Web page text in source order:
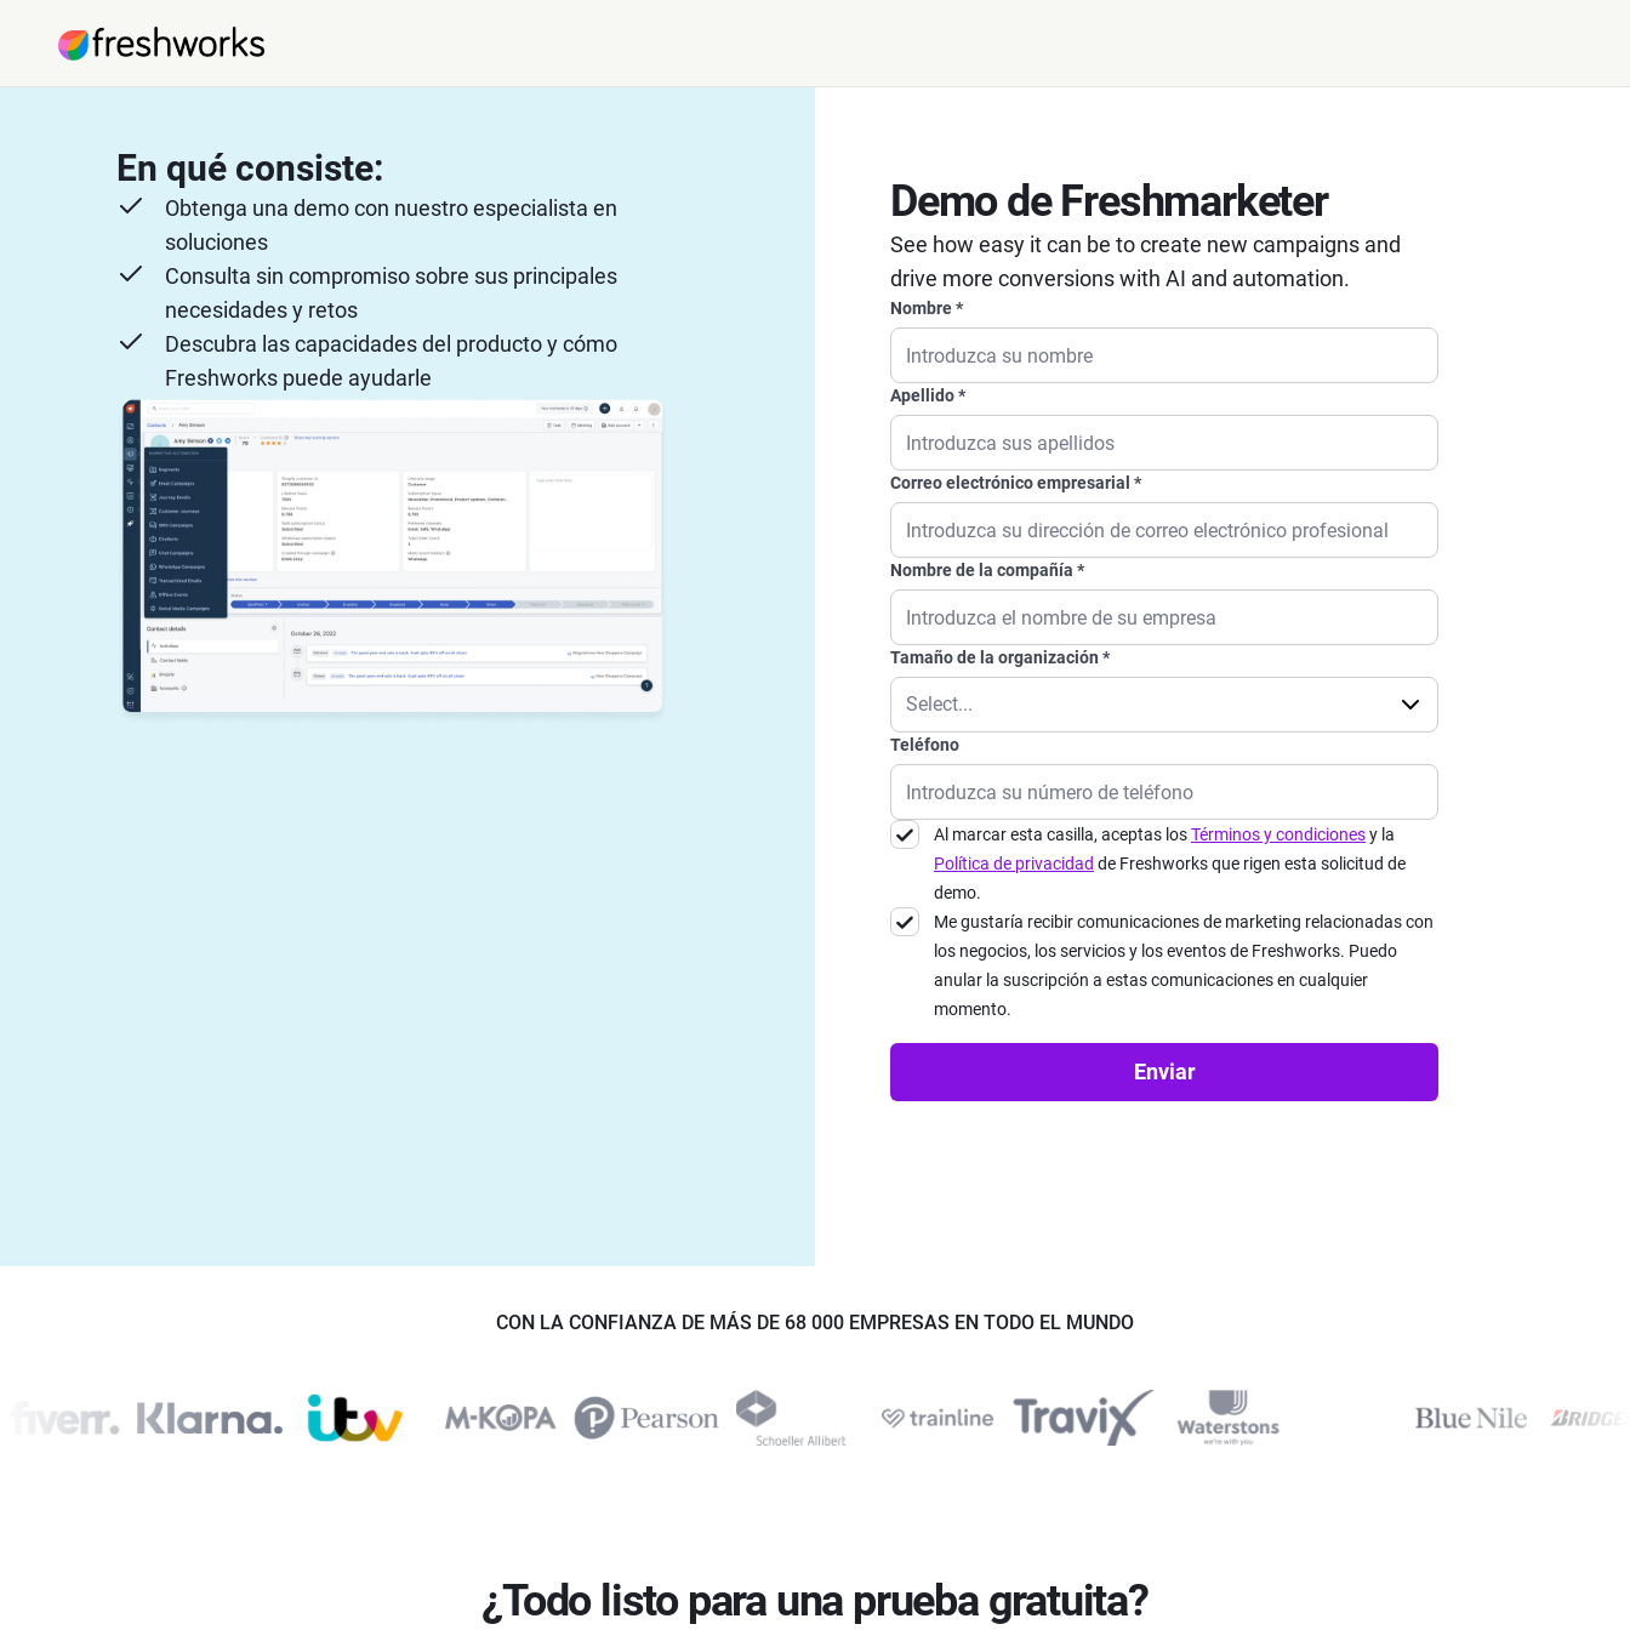
En qué consiste:
Obtenga una demo con nuestro especialista en
soluciones
Consulta sin compromiso sobre sus principales
necesidades y retos
Descubra las capacidades del producto y cómo
Freshworks puede ayudarle
Demo de Freshmarketer
See how easy it can be to create new campaigns and
drive more conversions with AI and automation.
Nombre
Apellido
Correo electrónico empresarial
Nombre de la compañía
Tamaño de la organización
Teléfono
Al marcar esta casilla, aceptas losTérminos y condicionesy la
Política de privacidad de Freshworks que rigen esta solicitud de
demo.
Me gustaría recibir comunicaciones de marketing relacionadas con
los negocios, los servicios y los eventos de Freshworks. Puedo
anular la suscripción a estas comunicaciones en cualquier
momento.
Enviar
CON LA CONFIANZA DE MÁS DE 68 000 EMPRESAS EN TODO EL MUNDO
¿Todo listo para una prueba gratuita?